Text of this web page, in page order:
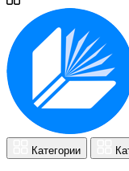
Категории